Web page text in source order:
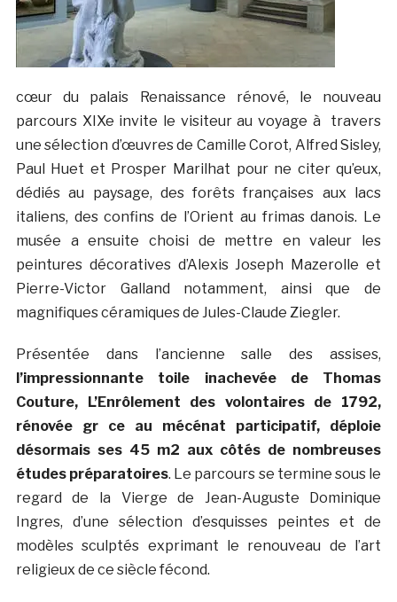
cœur du palais Renaissance rénové, le nouveau
parcours XIXe invite le visiteur au voyage à travers
une sélection d’œuvres de Camille Corot, Alfred Sisley,
Paul Huet et Prosper Marilhat pour ne citer qu’eux,
dédiés au paysage, des forêts françaises aux lacs
italiens, des confins de l’Orient au frimas danois. Le
musée a ensuite choisi de mettre en valeur les
peintures décoratives d’Alexis Joseph Mazerolle et
Pierre-Victor Galland notamment, ainsi que de
magnifiques céramiques de Jules-Claude Ziegler.
Présentée dans l’ancienne salle des assises,
l’impressionnante toile inachevée de Thomas
Couture, L’Enrôlement des volontaires de 1792,
rénovée gr ce au mécénat participatif, déploie
désormais ses 45 m2 aux côtés de nombreuses
études préparatoires. Le parcours se termine sous le
regard de la Vierge de Jean-Auguste Dominique
Ingres, d’une sélection d’esquisses peintes et de
modèles sculptés exprimant le renouveau de l’art
religieux de ce siècle fécond.